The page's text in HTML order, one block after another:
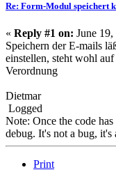
Re: Form-Modul speichert
« Reply #1 on: June
Speichern der E-mails
einstellen, steht wohl
Verordnung
Dietmar
Logged
Note: Once the code
debug. It's not a bug, it's
Print